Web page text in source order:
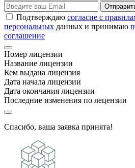
Подтверждаю согласие с
персональных данных и принимаю
соглашение
Номер лицензии
Название лицензии
Кем выдана лицензия
Дата начала лицензии
Дата окончания лицензии
Последние изменения по лецензии
Спасибо, ваша заявка принята!